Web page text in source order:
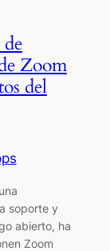
Zoom
del
soporte y
abierto, ha
Zoom